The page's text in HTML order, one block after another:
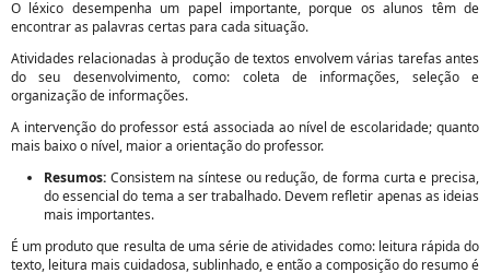
O léxico desempenha um papel importante, porque os alunos têm de
encontrar as palavras certas para cada situação.
Atividades relacionadas à produção de textos envolvem várias tarefas antes
do seu desenvolvimento, como: coleta de informações, seleção e
organização de informações.
A intervenção do professor está associada ao nível de escolaridade; quanto
mais baixo o nível, maior a orientação do professor.
Resumos: Consistem na síntese ou redução, de forma curta e precisa,
do essencial do tema a ser trabalhado. Devem refletir apenas as ideias
mais importantes.
É um produto que resulta de uma série de atividades como: leitura rápida do
texto, leitura mais cuidadosa, sublinhado, e então a composição do resumo é